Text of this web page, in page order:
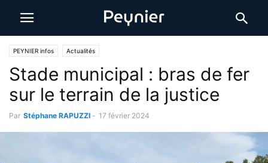
PEYNIER infos Actualités
Stade municipal : bras de fer
sur le terrain de la justice
Par Stéphane RAPUZZI - 17 février 2024